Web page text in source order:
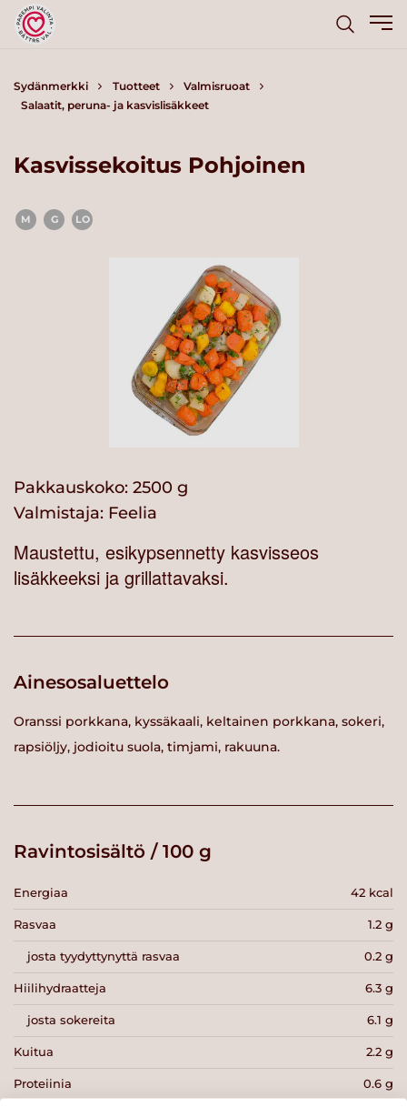
Sydänmerkki Tuotteet
Valmisruoat
Salaatit, peruna- ja kasvislisäkkeet
Kasvissekoitus Pohjoinen
M G LO
Pakkauskoko: 2500 g
Valmistaja: Feelia
Maustettu, esikypsennetty kasvisseos
lisäkkeeksi ja grillattavaksi.
Ainesosaluettelo
Oranssi porkkana, kyssäkaali, keltainen porkkana, sokeri,
rapsiöljy, jodioitu suola, timjami, rakuuna.
Ravintosisältö / 100 g
Energiaa 42 kcal
Rasvaa 1.2 g
josta tyydyttynyttä rasvaa 0.2 g
Hiilihydraatteja 6.3 g
josta sokereita 6.1 g
Kuitua 2.2 g
Proteiinia 0.6 g